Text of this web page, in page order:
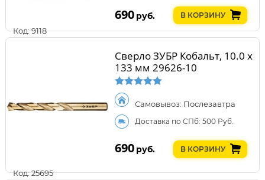
Код: 9118
690 руб. В КОРЗИНУ
Код: 25695
Сверло ЗУБР Кобальт, 10.0 х
133 мм 29626-10
Самовывоз: Послезавтра
Доставка по СПб: 500 Руб.
690 руб. В КОРЗИНУ